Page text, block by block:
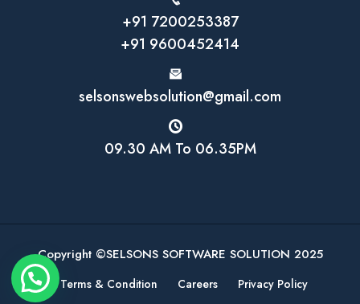
+91 7200253387
+91 9600452414
selsonswebsolution@gmail.com
09.30 AM To 06.35PM
Copyright ©SELSONS SOFTWARE SOLUTION 2025
Terms & Condition Careers Privacy Policy